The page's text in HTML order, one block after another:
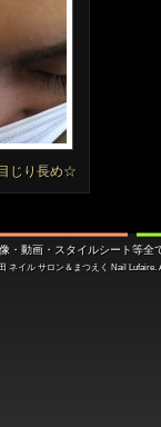
じり長め☆
・動画・スタイルシート等全
ネイル サロン＆まつえく Nail Lufaire.